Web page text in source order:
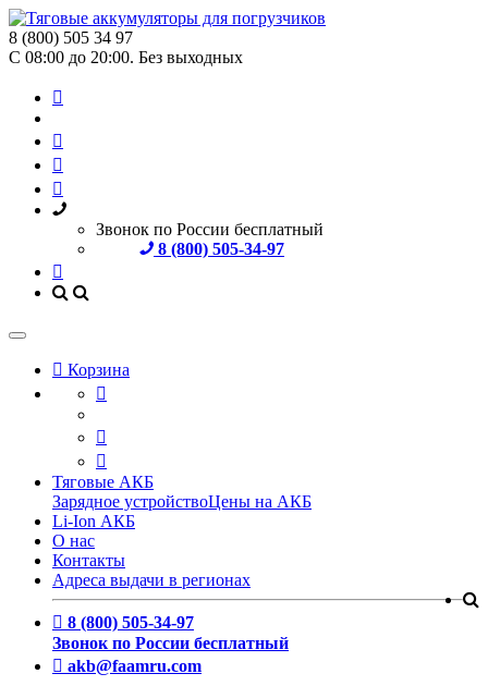
8 (800) 505 34 97
С 08:00 до 20:00. Без выходных
Звонок по России бесплатный
8 (800) 505-34-97
Корзина
Тяговые АКБ
Зарядное устройствоЦены на АКБ
Li-Ion АКБ
О нас
Контакты
Адреса выдачи в регионах
8 (800) 505-34-97
Звонок по России бесплатный
akb@faamru.com